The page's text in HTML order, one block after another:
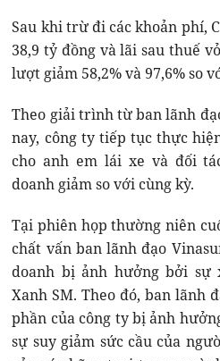
Sau khi trừ đi các khoản phí,
38,9 tỷ đồng và lãi sau thuế
lượt giảm 58,2% và 97,6% so
Theo giải trình từ ban lãnh
nay, công ty tiếp tục thực
cho anh em lái xe và đối
doanh giảm so với cùng kỳ.
Tại phiên họp thường niên
chất vấn ban lãnh đạo
doanh bị ảnh hưởng bởi sự
Xanh SM. Theo đó, ban lãnh
phần của công ty bị ảnh
sự suy giảm sức cầu của